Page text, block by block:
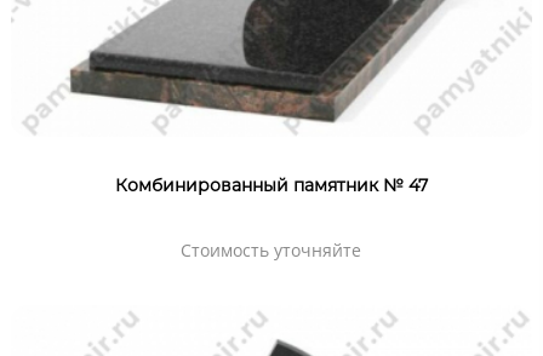
Комбинированный памятник № 47
Стоимость уточняйте